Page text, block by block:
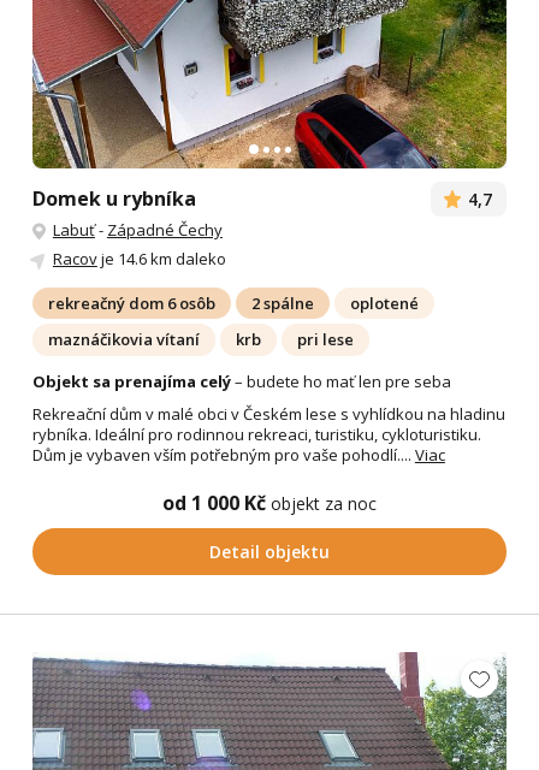
Domek u rybníka 4,7
Labuť- Západné Čechy
Racovje 14.6 km daleko
rekreačný dom 6 osôb 2 spálne
oplotené
maznáčikovia vítaní
krb
pri lese
Objekt sa prenajíma celý– budete ho mať len pre seba
Rekreační dům v malé obci v Českém lese s vyhlídkou na hladinu
rybníka. Ideální pro rodinnou rekreaci, turistiku, cykloturistiku.
Dům je vybaven vším potřebným pro vaše pohodlí.... Viac
od 1 000 Kč objekt za noc
Detail objektu